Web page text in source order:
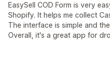
EasySell COD Form is very
Shopify. It helps me collect
The interface is simple and
Overall, it's a great app for